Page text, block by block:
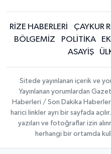
RİZE HABERLERİ ÇAYKUR
BÖLGEMİZ
POLİTİKA
ASAYİŞ
Sitede yayınlanan içerik ve
Yayınlanan yorumlardan
Haberleri / Son Dakika
harici linkler ayrı bir sayfada
yazıları ve fotoğraflar izin
herhangi bir ortamda